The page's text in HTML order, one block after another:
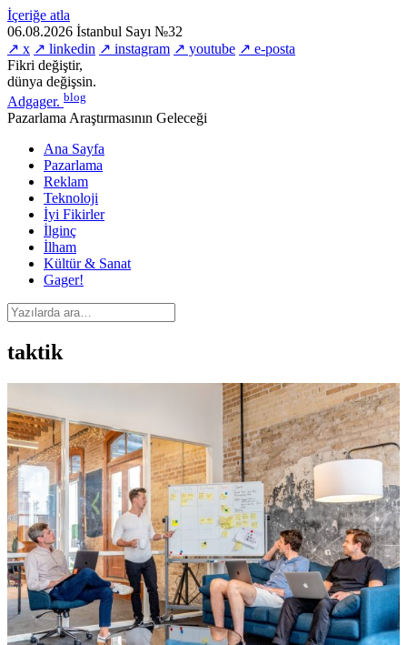
İçeriğe atla
06.08.2026 İstanbul Sayı №32
↗ x ↗ linkedin ↗ instagram ↗ youtube ↗ e-posta
Fikri değiştir,
dünya değişsin.
Adgager. blog
Pazarlama Araştırmasının Geleceği
Ana Sayfa
Pazarlama
Reklam
Teknoloji
İyi Fikirler
İlginç
İlham
Kültür & Sanat
Gager!
taktik